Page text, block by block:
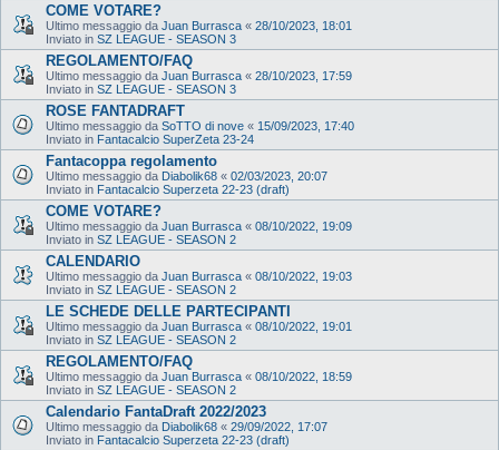
COME VOTARE?
Ultimo messaggio da Juan Burrasca « 28/10/2023, 18:01
Inviato in SZ LEAGUE - SEASON 3
REGOLAMENTO/FAQ
Ultimo messaggio da Juan Burrasca « 28/10/2023, 17:59
Inviato in SZ LEAGUE - SEASON 3
ROSE FANTADRAFT
Ultimo messaggio da SoTTO di nove « 15/09/2023, 17:40
Inviato in Fantacalcio SuperZeta 23-24
Fantacoppa regolamento
Ultimo messaggio da Diabolik68 « 02/03/2023, 20:07
Inviato in Fantacalcio Superzeta 22-23 (draft)
COME VOTARE?
Ultimo messaggio da Juan Burrasca « 08/10/2022, 19:09
Inviato in SZ LEAGUE - SEASON 2
CALENDARIO
Ultimo messaggio da Juan Burrasca « 08/10/2022, 19:03
Inviato in SZ LEAGUE - SEASON 2
LE SCHEDE DELLE PARTECIPANTI
Ultimo messaggio da Juan Burrasca « 08/10/2022, 19:01
Inviato in SZ LEAGUE - SEASON 2
REGOLAMENTO/FAQ
Ultimo messaggio da Juan Burrasca « 08/10/2022, 18:59
Inviato in SZ LEAGUE - SEASON 2
Calendario FantaDraft 2022/2023
Ultimo messaggio da Diabolik68 « 29/09/2022, 17:07
Inviato in Fantacalcio Superzeta 22-23 (draft)